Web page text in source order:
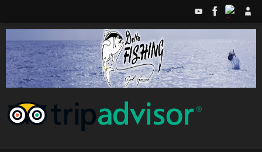
contenu